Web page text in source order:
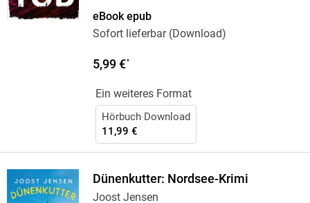
eBook epub
Sofort lieferbar (Download)
5,99 €*
Ein weiteres Format
Hörbuch Download
11,99 €
Dünenkutter: Nordsee-Krimi
Joost Jensen